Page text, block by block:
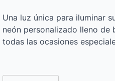
Una luz única para iluminar
neón personalizado lleno
todas las ocasiones